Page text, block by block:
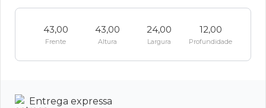
43,00
Frente
43,00
Altura
24,00
Largura
12,00
Profundidade
Entrega expressa